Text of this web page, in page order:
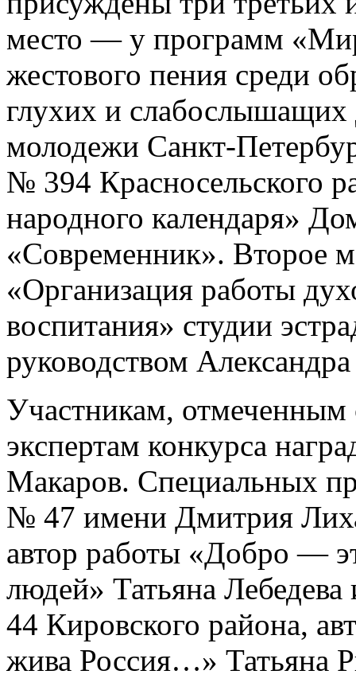
место — у программ
жестового пения среди
глухих и
молодежи Санкт-
№ 394 Красносельского
народного календаря»
«Современник». Второе
«Организация работы
воспитания» студии
руководством
Участникам,
экспертам конкурса
Макаров. Специальных
№ 47 имени Дмитрия
автор работы «Добро —
людей» Татьяна Лебедева
44 Кировского района,
жива Россия…» Татьяна